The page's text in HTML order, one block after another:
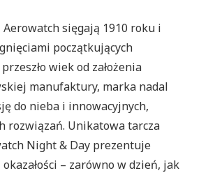
sięgają 1910 roku i
początkujących
wiek od założenia
manufaktury, marka nadal
do nieba i innowacyjnych,
rozwiązań. Unikatowa tarcza
Night & Day prezentuje
– zarówno w dzień, jak